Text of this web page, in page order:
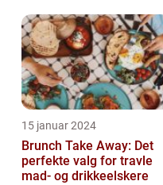
15 januar 2024
Brunch Take Away: Det
perfekte valg for travle
mad- og drikkeelskere